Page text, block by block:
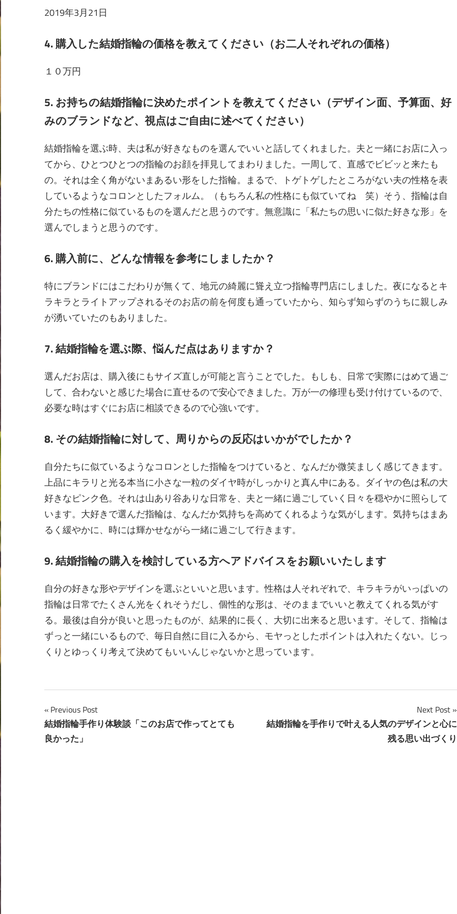
2019年3月21日
4. 購入した結婚指輪の価格を教えてください（お二人それぞれの価格）
１０万円
5. お持ちの結婚指輪に決めたポイントを教えてください（デザイン面、予算面、好
みのブランドなど、視点はご自由に述べてください）
結婚指輪を選ぶ時、夫は私が好きなものを選んでいいと話してくれました。夫と一緒にお店に入っ
てから、ひとつひとつの指輪のお顔を拝見してまわりました。一周して、直感でビビッと来たも
の。それは全く角がないまあるい形をした指輪。まるで、トゲトゲしたところがない夫の性格を表
しているようなコロンとしたフォルム。（もちろん私の性格にも似ていてね 笑）そう、指輪は自
分たちの性格に似ているものを選んだと思うのです。無意識に「私たちの思いに似た好きな形」を
選んでしまうと思うのです。
6. 購入前に、どんな情報を参考にしましたか？
特にブランドにはこだわりが無くて、地元の綺麗に聳え立つ指輪専門店にしました。夜になるとキ
ラキラとライトアップされるそのお店の前を何度も通っていたから、知らず知らずのうちに親しみ
が湧いていたのもありました。
7. 結婚指輪を選ぶ際、悩んだ点はありますか？
選んだお店は、購入後にもサイズ直しが可能と言うことでした。もしも、日常で実際にはめて過ご
して、合わないと感じた場合に直せるので安心できました。万が一の修理も受け付けているので、
必要な時はすぐにお店に相談できるので心強いです。
8. その結婚指輪に対して、周りからの反応はいかがでしたか？
自分たちに似ているようなコロンとした指輪をつけていると、なんだか微笑ましく感じてきます。
上品にキラリと光る本当に小さな一粒のダイヤ時がしっかりと真ん中にある。ダイヤの色は私の大
好きなピンク色。それは山あり谷ありな日常を、夫と一緒に過ごしていく日々を穏やかに照らして
います。大好きで選んだ指輪は、なんだか気持ちを高めてくれるような気がします。気持ちはまあ
るく緩やかに、時には輝かせながら一緒に過ごして行きます。
9. 結婚指輪の購入を検討している方へアドバイスをお願いいたします
自分の好きな形やデザインを選ぶといいと思います。性格は人それぞれで、キラキラがいっぱいの
指輪は日常でたくさん光をくれそうだし、個性的な形は、そのままでいいと教えてくれる気がす
る。最後は自分が良いと思ったものが、結果的に長く、大切に出来ると思います。そして、指輪は
ずっと一緒にいるもので、毎日自然に目に入るから、モヤっとしたポイントは入れたくない。じっ
くりとゆっくり考えて決めてもいいんじゃないかと思っています。
投
稿
Previous Post
結婚指輪手作り体験談「このお店で作ってとても
良かった」
Next Post
結婚指輪を手作りで叶える人気のデザインと心に
残る思い出づくり